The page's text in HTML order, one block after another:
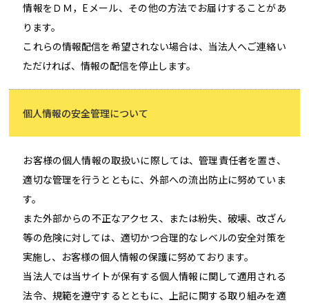
情報をＤＭ，Eメール、その他の方法でお届けすることがあ
ります。
これらの情報配信を希望されない場合は、当法人へご連絡い
ただければ、情報の配信を停止します。
個人情報の安全管理について
お客様の個人情報の取扱いに際しては、管理責任者を置き、
適切な管理を行うとともに、外部への流出防止に努めていま
す。
また外部からの不正なアクセス、または紛失、破壊、改ざん
等の危険に対しては、適切かつ合理的なレベルの安全対策を
実施し、お客様の個人情報の保護に努めております。
当法人では当サイトが保有する個人情報に関して適用される
法令、規範を遵守するとともに、上記に関する取り組みを適